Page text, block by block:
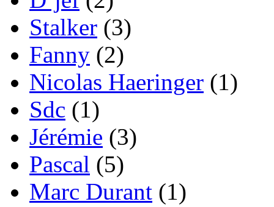
Stalker (3)
Fanny (2)
Nicolas Haeringer (1)
Sdc (1)
Jérémie (3)
Pascal (5)
Marc Durant (1)